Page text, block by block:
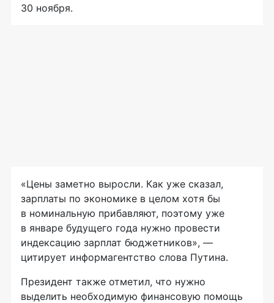
30 ноября.
«Цены заметно выросли. Как уже сказал,
зарплаты по экономике в целом хотя бы
в номинальную прибавляют, поэтому уже
в январе будущего года нужно провести
индексацию зарплат бюджетников», —
цитирует информагентство слова Путина.
Президент также отметил, что нужно
выделить необходимую финансовую помощь